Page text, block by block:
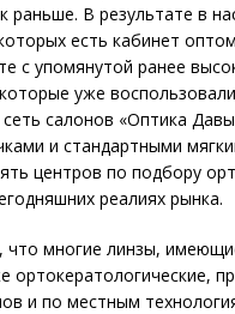
раньше. В результате в
есть кабинет
с упомянутой ранее
уже
сеть салонов «Оптика
и стандартными
центров по подбору
реалиях рынка.
многие линзы,
ортокератологические,
и по местным